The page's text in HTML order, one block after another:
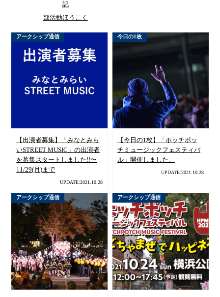
記
部活動ほうこく
アークシップ通信
【出演者募集】「みなとみら
いSTREET MUSIC」の出演者
を募集スタートしました!!〜
11/29(月)まで
UPDATE:2021.10.28
今日の1枚
【今日の1枚】「ホッチポッ
チミュージックフェスティバ
ル」開催しました。
UPDATE:2021.10.28
アークシップ通信 アークシップ通信